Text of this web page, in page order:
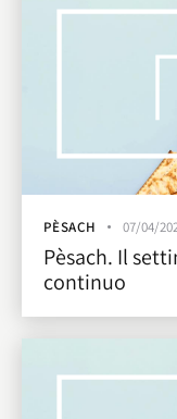
PÈSACH 07/04/
Pèsach. Il
continuo